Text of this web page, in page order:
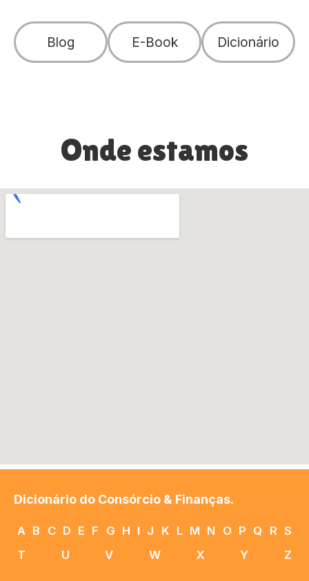
Blog E-Book Dicionário
Onde estamos
Dicionário do Consórcio & Finanças.
A B C D E F G H I J K L M N O P Q R S
T
U V W X Y Z